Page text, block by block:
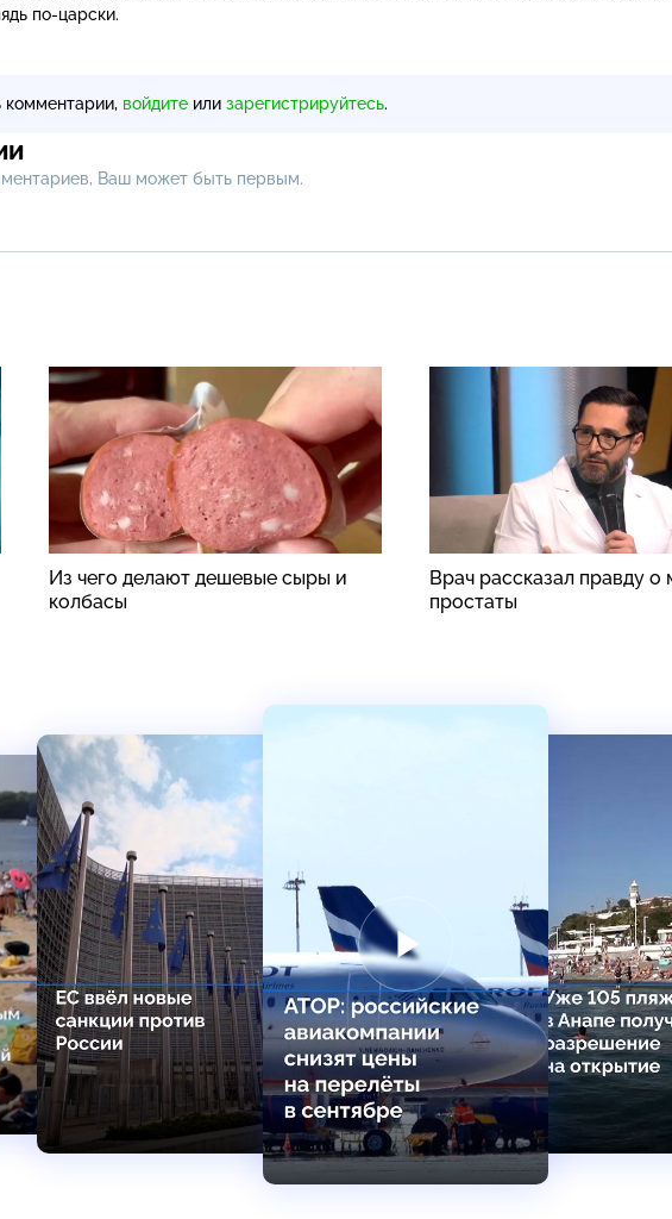
по-царски.
комментарии, войдите или зарегистрируйтесь.
Ваш может быть первым.
Из чего делают дешевые сыры и
колбасы
Врач рассказал правду о
простаты